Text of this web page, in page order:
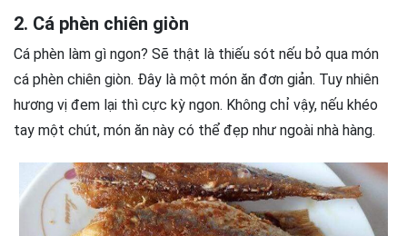
2. Cá phèn chiên giòn
Cá phèn làm gì ngon? Sẽ thật là thiếu sót nếu bỏ qua món
cá phèn chiên giòn. Đây là một món ăn đơn giản. Tuy nhiên
hương vị đem lại thì cực kỳ ngon. Không chỉ vậy, nếu khéo
tay một chút, món ăn này có thể đẹp như ngoài nhà hàng.